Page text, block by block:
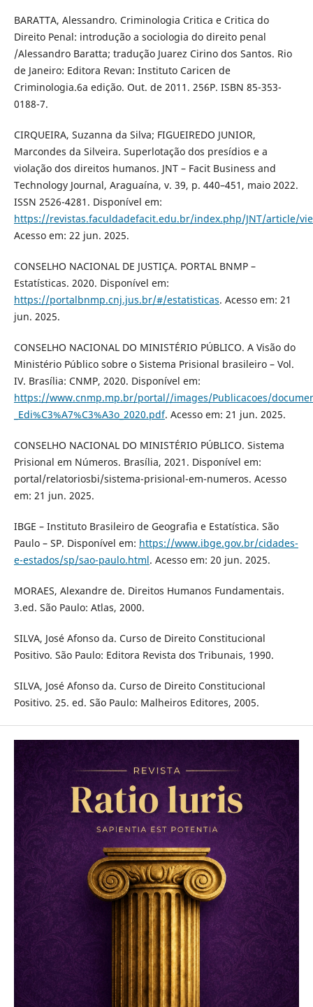
BARATTA, Alessandro. Criminologia Critica e Critica do
Direito Penal: introdução a sociologia do direito penal
/Alessandro Baratta; tradução Juarez Cirino dos Santos. Rio
de Janeiro: Editora Revan: Instituto Caricen de
Criminologia.6a edição. Out. de 2011. 256P. ISBN 85-353-
0188-7.
CIRQUEIRA, Suzanna da Silva; FIGUEIREDO JUNIOR,
Marcondes da Silveira. Superlotação dos presídios e a
violação dos direitos humanos. JNT – Facit Business and
Technology Journal, Araguaína, v. 39, p. 440–451, maio 2022.
ISSN 2526-4281. Disponível em:
https://revistas.faculdadefacit.edu.br/index.php/JNT/article/
Acesso em: 22 jun. 2025.
CONSELHO NACIONAL DE JUSTIÇA. PORTAL BNMP –
Estatísticas. 2020. Disponível em:
https://portalbnmp.cnj.jus.br/#/estatisticas. Acesso em: 21
jun. 2025.
CONSELHO NACIONAL DO MINISTÉRIO PÚBLICO. A Visão do
Ministério Público sobre o Sistema Prisional brasileiro – Vol.
IV. Brasília: CNMP, 2020. Disponível em:
https://www.cnmp.mp.br/portal//images/Publicacoes/
_Edi%C3%A7%C3%A3o_2020.pdf. Acesso em: 21 jun. 2025.
CONSELHO NACIONAL DO MINISTÉRIO PÚBLICO. Sistema
Prisional em Números. Brasília, 2021. Disponível em:
portal/relatoriosbi/sistema-prisional-em-numeros. Acesso
em: 21 jun. 2025.
IBGE – Instituto Brasileiro de Geografia e Estatística. São
Paulo – SP. Disponível em: https://www.ibge.gov.br/cidades-
e-estados/sp/sao-paulo.html. Acesso em: 20 jun. 2025.
MORAES, Alexandre de. Direitos Humanos Fundamentais.
3.ed. São Paulo: Atlas, 2000.
SILVA, José Afonso da. Curso de Direito Constitucional
Positivo. São Paulo: Editora Revista dos Tribunais, 1990.
SILVA, José Afonso da. Curso de Direito Constitucional
Positivo. 25. ed. São Paulo: Malheiros Editores, 2005.